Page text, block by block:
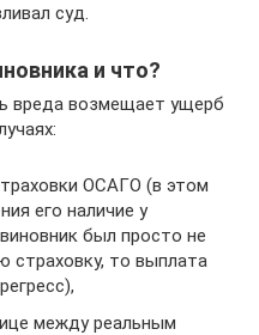
суд.
и что?
вреда возмещает ущерб
ОСАГО (в этом
его наличие у
был просто не
страховку, то выплата
между реальным